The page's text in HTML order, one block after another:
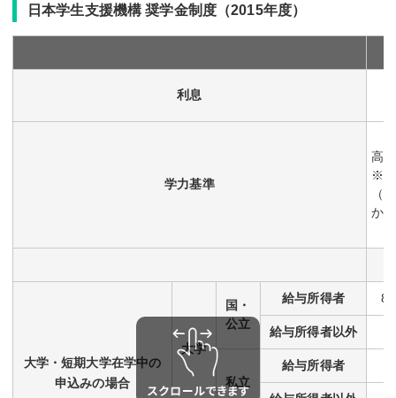
日本学生支援機構 奨学金制度（2015年度）
利息
学力基準
高
※在
（
か
大学・短期大学在学中の
申込みの場合
大学
国・
公立
給与所得者
給与所得者以外
私立
給与所得者